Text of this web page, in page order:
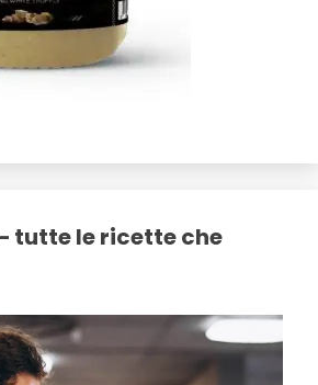
tutte le ricette che